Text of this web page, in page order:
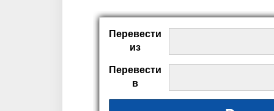
Перевести
из
Перевести
в